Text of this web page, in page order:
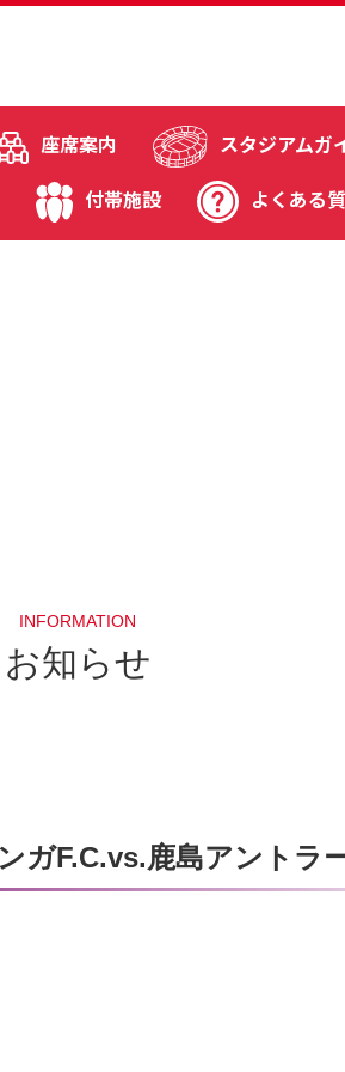
座席案内
スタジアムガ
付帯施設 よくある
INFORMATION
お知らせ
ガF.C.vs.鹿島アントラ